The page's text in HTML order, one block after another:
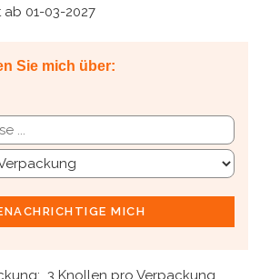
01-03-2027
Sie mich über:
MICH
3 Knollen pro Verpackung